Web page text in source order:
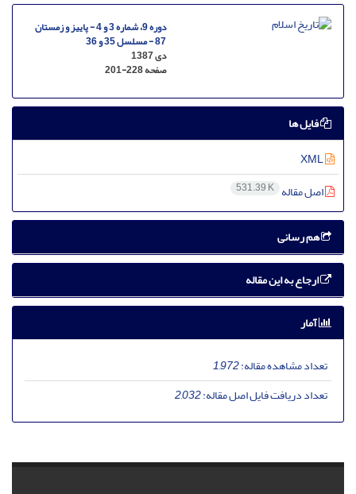
دوره 9، شماره 3 و 4 - پاییز و زمستان
87 - مسلسل 35 و 36
دی 1387
صفحه201-228
فایل ها
اصل مقاله 531.39 K
هم رسانی
ارجاع به این مقاله
آمار
تعداد مشاهده مقاله:1,972
تعداد دریافت فایل اصل مقاله:2,032